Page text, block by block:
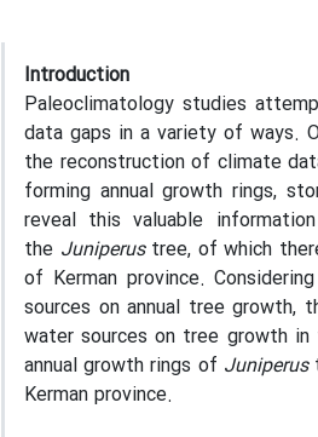
Introduction
Paleoclimatology studies
data gaps in a variety of ways.
the reconstruction of climate
forming annual growth rings,
reveal this valuable
the Juniperustree, of which
of Kerman province.
sources on annual tree
water sources on tree growth
annual growth rings of Juniperus
Kerman province.